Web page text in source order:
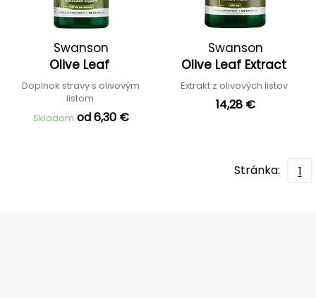
Swanson
Olive Leaf
Doplnok stravy s olivovým
listom
Skladom od 6,30 €
Swanson
Olive Leaf Extract
Extrakt z olivových listov
14,28 €
Stránka: 1